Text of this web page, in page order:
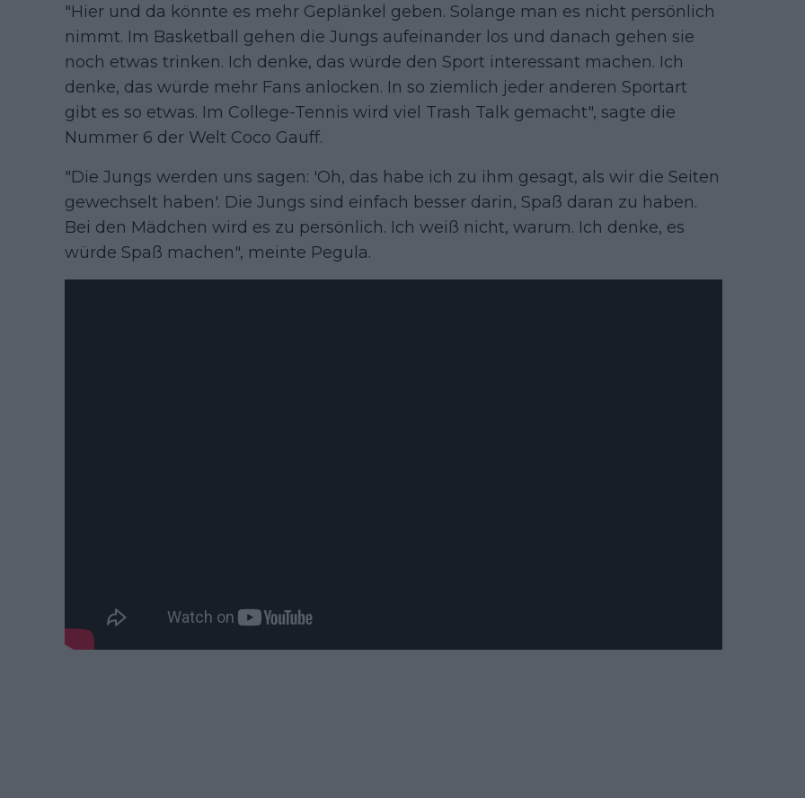
"Hier und da könnte es mehr Geplänkel geben. Solange man es nicht persönlich
nimmt. Im Basketball gehen die Jungs aufeinander los und danach gehen sie
noch etwas trinken. Ich denke, das würde den Sport interessant machen. Ich
denke, das würde mehr Fans anlocken. In so ziemlich jeder anderen Sportart
gibt es so etwas. Im College-Tennis wird viel Trash Talk gemacht", sagte die
Nummer 6 der Welt Coco Gauff.
"Die Jungs werden uns sagen: 'Oh, das habe ich zu ihm gesagt, als wir die Seiten
gewechselt haben'. Die Jungs sind einfach besser darin, Spaß daran zu haben.
Bei den Mädchen wird es zu persönlich. Ich weiß nicht, warum. Ich denke, es
würde Spaß machen", meinte Pegula.